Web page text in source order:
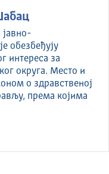
јавно-
обезбеђују
интереса за
округа. Место и
о здравственој
према којима